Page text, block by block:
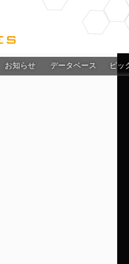
お知らせ データベース ピッ